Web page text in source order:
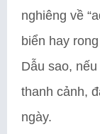
nghiêng về
biển hay
Dẫu sao,
thanh cảnh,
ngày.